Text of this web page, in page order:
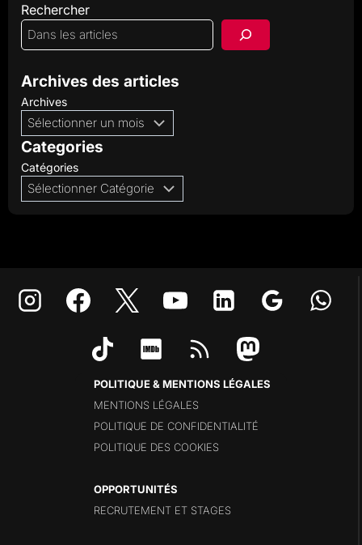
Rechercher
Archives des articles
Archives
Categories
Catégories
POLITIQUE & MENTIONS LÉGALES
MENTIONS LÉGALES
POLITIQUE DE CONFIDENTIALITÉ
POLITIQUE DES COOKIES
OPPORTUNITÉS
RECRUTEMENT ET STAGES